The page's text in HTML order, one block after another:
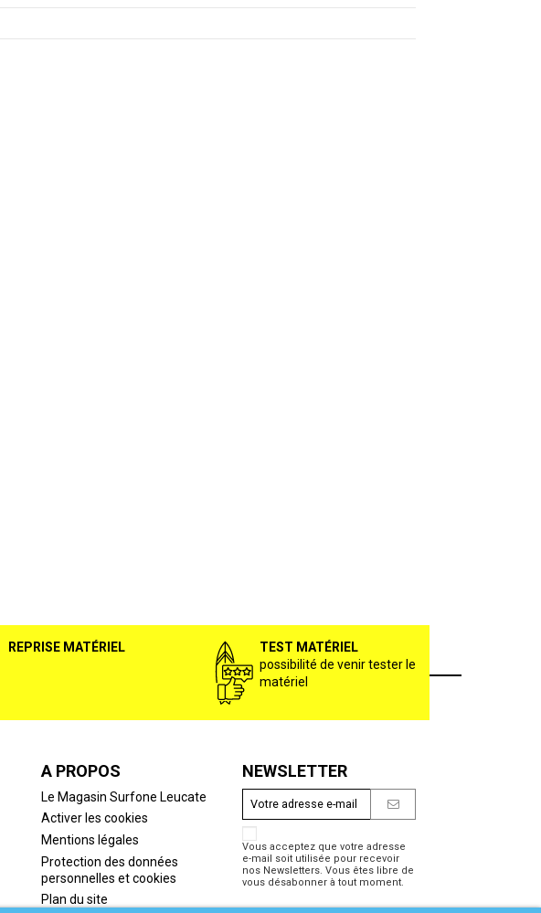
REPRISE MATÉRIEL
TEST MATÉRIEL
possibilité de venir tester le
matériel
A PROPOS
Le Magasin Surfone Leucate
Activer les cookies
Mentions légales
Protection des données
personnelles et cookies
Plan du site
NEWSLETTER
Vous acceptez que votre adresse
e-mail soit utilisée pour recevoir
nos Newsletters. Vous êtes libre de
vous désabonner à tout moment.